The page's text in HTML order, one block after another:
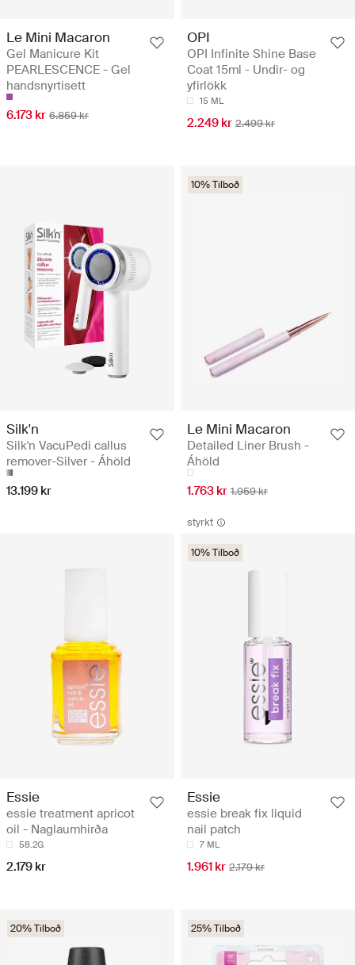
Le Mini Macaron
Gel Manicure Kit
PEARLESCENCE - Gel
handsnyrtisett
6.173 kr 6.859 kr
OPI
OPI Infinite Shine Base
Coat 15ml - Undir- og
yfirlökk
15 ML
2.249 kr 2.499 kr
Silk'n
Silk'n VacuPedi callus
remover-Silver - Áhöld
13.199 kr
10% Tilboð
Le Mini Macaron
Detailed Liner Brush -
Áhöld
1.763 kr 1.959 kr
Essie
essie treatment apricot
oil - Naglaumhirða
58.2G
2.179 kr
styrkt
10% Tilboð
Essie
essie break fix liquid
nail patch
7 ML
1.961 kr 2.179 kr
20% Tilboð 25% Tilboð